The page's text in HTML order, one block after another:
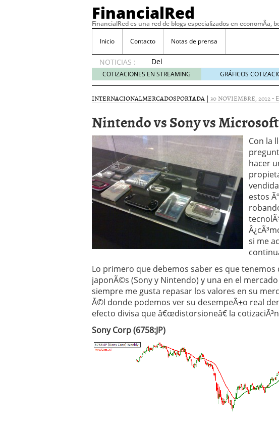
FinancialRed
FinancialRed es una red de blogs especializados en economÃ­a,
Inicio Contacto Notas de prensa
NOTICIAS :
Del
depósito
a la
cómo
cambiando
gestión
del
ahorro
en
España
05/08/2026
Seguros de convenio en pymes: la
descubren cuando ya es demasiado
ReseÃ±a de SIFX: Lo Que Deben
29/06/2026
Crear empresa online vs proceso
CÃ³mo afrontar una baja mÃ©dica
26/05/2026
COTIZACIONES EN STREAMING GRÁFICOS
INTERNACIONALMERCADOSPORTADA | 30 NOVIEMBRE, 2012-
Nintendo vs Sony vs
Con la
hacer
estos
si me
Lo primero que debemos saber es que tenemos
japonÃ©s (Sony y Nintendo) y una en el
siempre me gusta repasar los valores en su
Ã©l donde podemos ver su desempeÃ±o real
efecto divisa que â€œdistorsioneâ€ la
Sony Corp (6758:JP)